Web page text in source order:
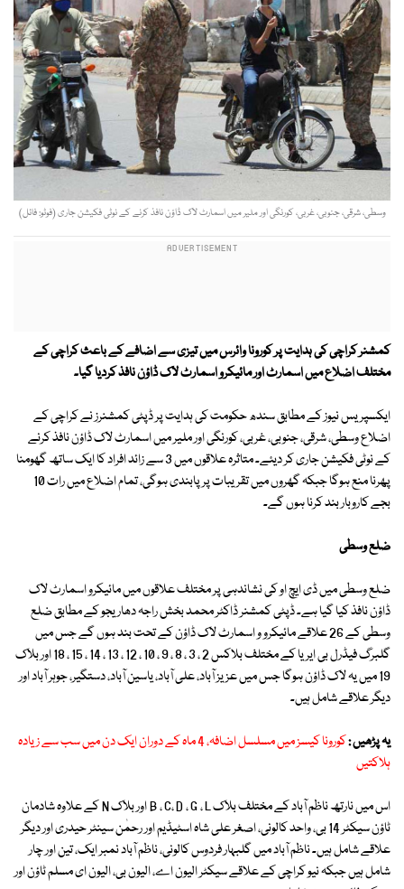
وسطی، شرقی، جنوبی، غربی، کورنگی اور ملير ميں اسمارٹ لاک ڈاؤن نافذ کرنے کے نوٹی فکیشن جاری (فوٹو: فائل)
کمشنر کراچی کی ہدایت پر کورونا وائرس میں تیزی سے اضافے کے باعث کراچی کے
مختلف اضلاع میں اسمارٹ اور مائیکرو اسمارٹ لاک ڈاؤن نافذ کردیا گیا۔
ایکسپریس نیوز کے مطابق سندھ حکومت کی ہدایت پر ڈپٹی کمشنرز نے کراچی کے
اضلاع وسطی، شرقی، جنوبی، غربی، کورنگی اور ملير ميں اسمارٹ لاک ڈاؤن نافذ کرنے
کے نوٹی فکیشن جاری کر دیئے۔ متاثرہ علاقوں ميں 3 سے زائد افراد کا ایک ساتھ گھومنا
پھرنا منع ہوگا جبکہ گھروں میں تقریبات پر پابندی ہوگی، تمام اضلاع ميں رات 10
بجے کاروبار بند کرنا ہوں گے۔
ضلع وسطی
ضلع وسطی میں ڈی ایچ او کی نشاندہی پر مختلف علاقوں میں مائیکرو اسمارٹ لاک
ڈاؤن نافذ کیا گیا ہے۔ ڈپٹی کمشنر ڈاکٹر محمد بخش راجہ دھاریجو کے مطابق ضلع
وسطی کے 26 علاقے مائیکرو و اسمارٹ لاک ڈاؤن کے تحت بند ہوں گے جس میں
گلبرگ فیڈرل بی ایریا کے مختلف بلاکس 2 ، 3 ، 8 ، 9 ، 10 ، 12 ، 13 ، 14 ، 15 ، 18 اور بلاک
19 میں یہ لاک ڈاؤن ہوگا جس میں عزیز آباد، علی آباد، یاسین آباد، دستگیر، جوہر آباد اور
دیگر علاقے شامل ہیں۔
یہ پڑھیں :
کورونا کیسز میں مسلسل اضافہ، 4 ماہ کے دوران ایک دن میں سب سے زیادہ
ہلاکتیں
اس میں نارتھ ناظم آباد کے مختلف بلاک B ، C، D ، G ، L اور بلاک N کے علاوہ شادمان
ٹاؤن سیکٹر 14 بی، واحد کالونی، اصغر علی شاہ اسٹیڈیم اور رحمٰن سینٹر حیدری اور دیگر
علاقے شامل ہیں۔ ناظم آباد میں گلبہار فردوس کالونی، ناظم آباد نمبر ایک، تین اور چار
شامل ہیں جبکہ نیو کراچی کے علاقے سیکٹر الیون اے، الیون بی، الیون ای مسلم ٹاؤن اور